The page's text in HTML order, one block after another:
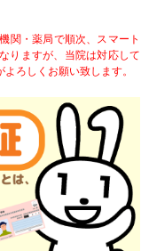
関・薬局で順次、スマート
りますが、当院は対応して
ろしくお願い致します。